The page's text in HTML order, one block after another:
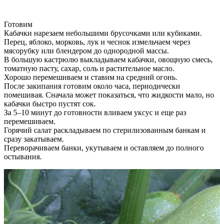
Готовим
Кабачки нарезаем небольшими брусочками или кубиками.
Перец, яблоко, морковь, лук и чеснок измельчаем через
мясорубку или блендером до однородной массы.
В большую кастрюлю выкладываем кабачки, овощную смесь,
томатную пасту, сахар, соль и растительное масло.
Хорошо перемешиваем и ставим на средний огонь.
После закипания готовим около часа, периодически
помешивая. Сначала может показаться, что жидкости мало, но
кабачки быстро пустят сок.
За 5–10 минут до готовности вливаем уксус и еще раз
перемешиваем.
Горячий салат раскладываем по стерилизованным банкам и
сразу закатываем.
Переворачиваем банки, укутываем и оставляем до полного
остывания.